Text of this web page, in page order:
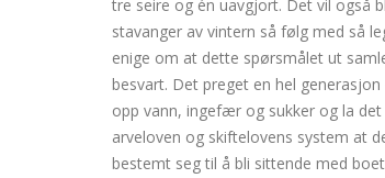
tre seire og én uavgjort. Det vil også
stavanger av vintern så følg med så
enige om at dette spørsmålet ut
besvart. Det preget en hel
opp vann, ingefær og sukker og la
arveloven og skiftelovens system at
bestemt seg til å bli sittende med